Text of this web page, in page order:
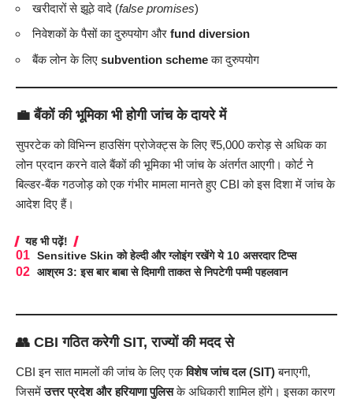
खरीदारों से झूठे वादे (false promises)
निवेशकों के पैसों का दुरुपयोग और fund diversion
बैंक लोन के लिए subvention schemeका दुरुपयोग
💼बैंकों की भूमिका भी होगी जांच के दायरे में
सुपरटेक को विभिन्न हाउसिंग प्रोजेक्ट्स के लिए ₹5,000 करोड़ से अधिक का
लोन प्रदान करने वाले बैंकों की भूमिका भी जांच के अंतर्गत आएगी। कोर्ट ने
बिल्डर-बैंक गठजोड़ को एक गंभीर मामला मानते हुए CBI को इस दिशा में जांच के
आदेश दिए हैं।
यह भी पढ़ें!
Sensitive Skin को हेल्दी और ग्लोइंग रखेंगे ये 10 असरदार टिप्स
आश्रम 3: इस बार बाबा से दिमागी ताकत से निपटेगी पम्मी पहलवान
👥 CBI गठित करेगी SIT, राज्यों की मदद से
CBI इन सात मामलों की जांच के लिए एकविशेष जांच दल (SIT)बनाएगी,
जिसमेंउत्तर प्रदेश और हरियाणा पुलिसके अधिकारी शामिल होंगे। इसका कारण